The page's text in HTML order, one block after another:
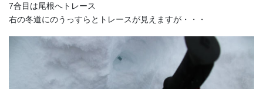
7合目は尾根へトレース
右の冬道にのうっすらとトレースが見えますが・・・